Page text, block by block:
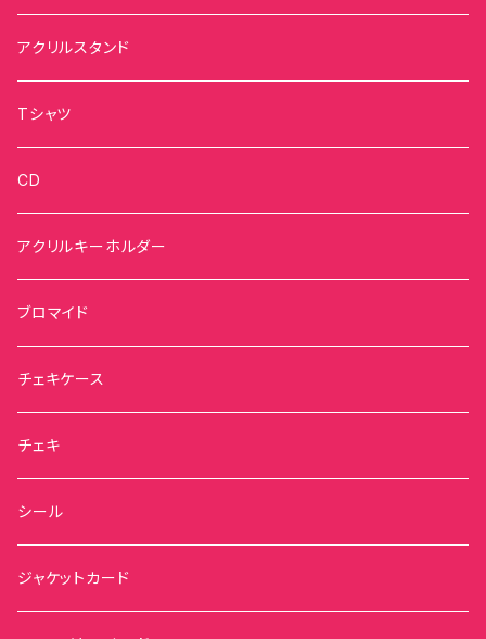
アクリルスタンド
Tシャツ
CD
アクリルキーホルダー
ブロマイド
チェキケース
チェキ
シール
ジャケットカード